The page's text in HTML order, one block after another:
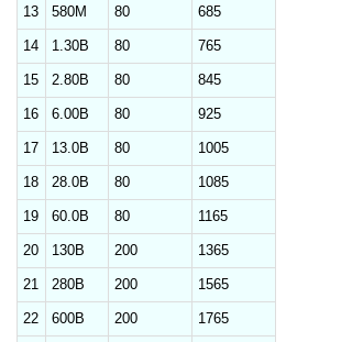
13 580M 80 685
14 1.30B 80 765
15 2.80B 80 845
16 6.00B 80 925
17 13.0B 80 1005
18 28.0B 80 1085
19 60.0B 80 1165
20 130B 200 1365
21 280B 200 1565
22 600B 200 1765